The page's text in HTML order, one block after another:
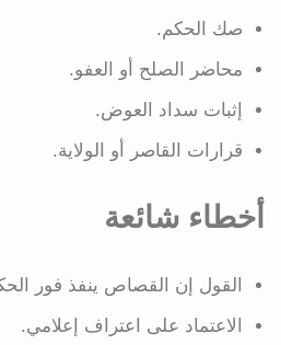
صك الحكم.
محاضر الصلح أو العفو.
إثبات سداد العوض.
قرارات القاصر أو الولاية.
أخطاء شائعة
القول إن القصاص ينفذ فور
الاعتماد على اعتراف إعلامي.